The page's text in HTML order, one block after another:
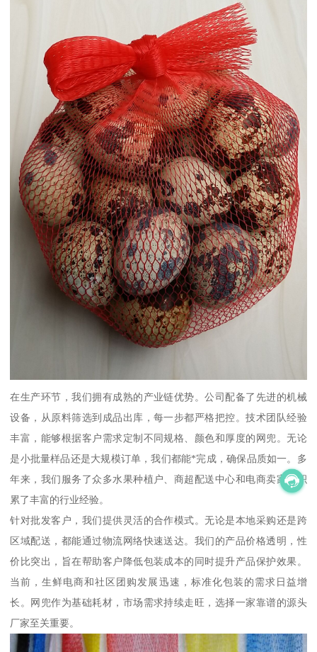
在生产环节，我们拥有成熟的产业链优势。公司配备了先进的机械
设备，从原料筛选到成品出库，每一步都严格把控。技术团队经验
丰富，能够根据客户需求定制不同规格、颜色和厚度的网兜。无论
是小批量样品还是大规模订单，我们都能*完成，确保品质如一。多
年来，我们服务了众多水果种植户、商超配送中心和电商卖家，积
累了丰富的行业经验。
针对批发客户，我们提供灵活的合作模式。无论是本地采购还是跨
区域配送，都能通过物流网络快速送达。我们的产品价格透明，性
价比突出，旨在帮助客户降低包装成本的同时提升产品保护效果。
当前，生鲜电商和社区团购发展迅速，标准化包装的需求日益增
长。网兜作为基础耗材，市场需求持续走旺，选择一家靠谱的源头
厂家至关重要。